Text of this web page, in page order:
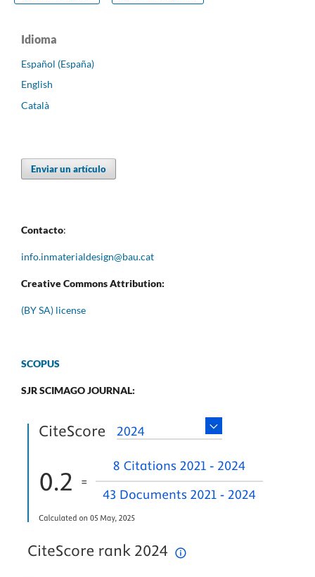
Idioma
Español (España)
English
Català
Enviar un artículo
Contacto:
info.inmaterialdesign@bau.cat
Creative Commons Attribution:
(BY SA) license
SCOPUS
SJR SCIMAGO JOURNAL: